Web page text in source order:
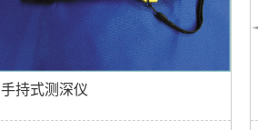
手持式测深仪